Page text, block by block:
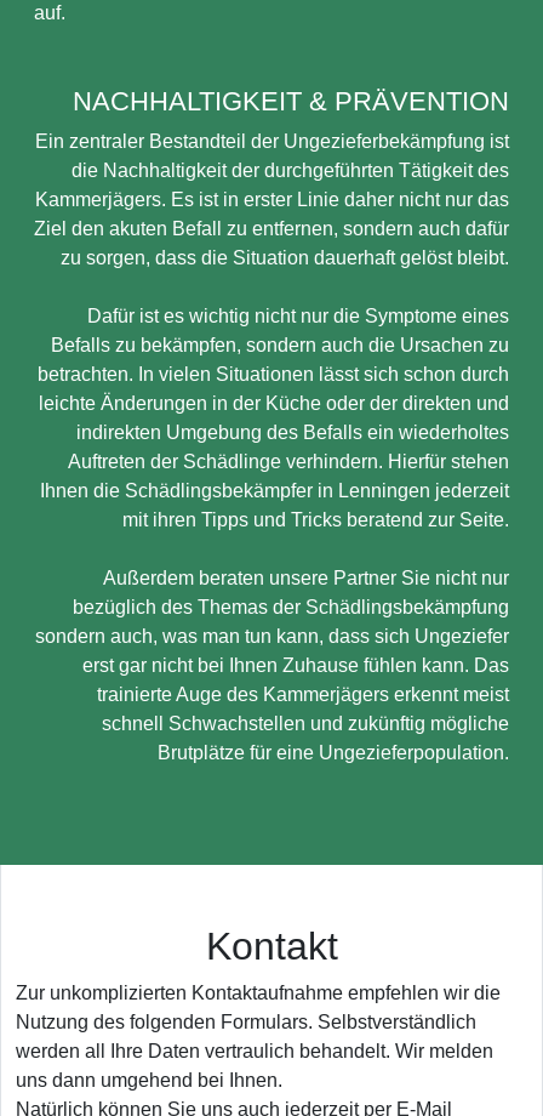
auf.
NACHHALTIGKEIT & PRÄVENTION
Ein zentraler Bestandteil der Ungezieferbekämpfung ist
die Nachhaltigkeit der durchgeführten Tätigkeit des
Kammerjägers. Es ist in erster Linie daher nicht nur das
Ziel den akuten Befall zu entfernen, sondern auch dafür
zu sorgen, dass die Situation dauerhaft gelöst bleibt.
Dafür ist es wichtig nicht nur die Symptome eines
Befalls zu bekämpfen, sondern auch die Ursachen zu
betrachten. In vielen Situationen lässt sich schon durch
leichte Änderungen in der Küche oder der direkten und
indirekten Umgebung des Befalls ein wiederholtes
Auftreten der Schädlinge verhindern. Hierfür stehen
Ihnen die Schädlingsbekämpfer in Lenningen jederzeit
mit ihren Tipps und Tricks beratend zur Seite.
Außerdem beraten unsere Partner Sie nicht nur
bezüglich des Themas der Schädlingsbekämpfung
sondern auch, was man tun kann, dass sich Ungeziefer
erst gar nicht bei Ihnen Zuhause fühlen kann. Das
trainierte Auge des Kammerjägers erkennt meist
schnell Schwachstellen und zukünftig mögliche
Brutplätze für eine Ungezieferpopulation.
Kontakt
Zur unkomplizierten Kontaktaufnahme empfehlen wir die
Nutzung des folgenden Formulars. Selbstverständlich
werden all Ihre Daten vertraulich behandelt. Wir melden
uns dann umgehend bei Ihnen.
Natürlich können Sie uns auch jederzeit per E-Mail